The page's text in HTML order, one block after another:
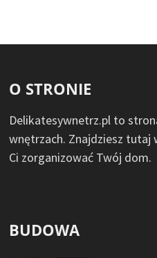
O STRONIE
Delikatesywnetrz.pl to
wnętrzach. Znajdziesz
Ci zorganizować Twój dom.
BUDOWA